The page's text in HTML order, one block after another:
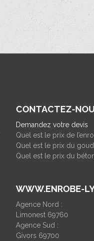
CONTACTEZ-
Demandez votre devis
Quel est le prix de
Quel est le prix du
Quel est le prix du
WWW.ENROBE-
Agence Nord :
Limonest 69760
Agence Sud :
Givors 69700